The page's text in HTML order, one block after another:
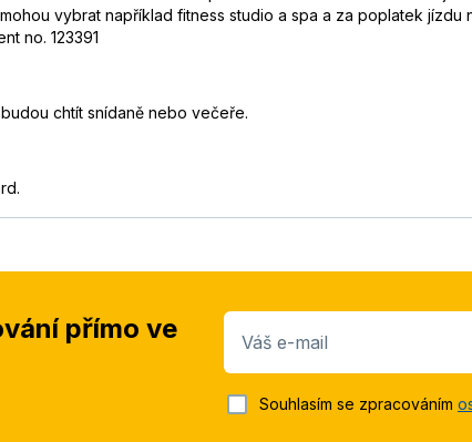
vybrat například fitness studio a spa a za poplatek jízdu
no. 123391
chtít snídaně nebo večeře.
přímo ve
Váš e-mail
Souhlasím se zpracováním